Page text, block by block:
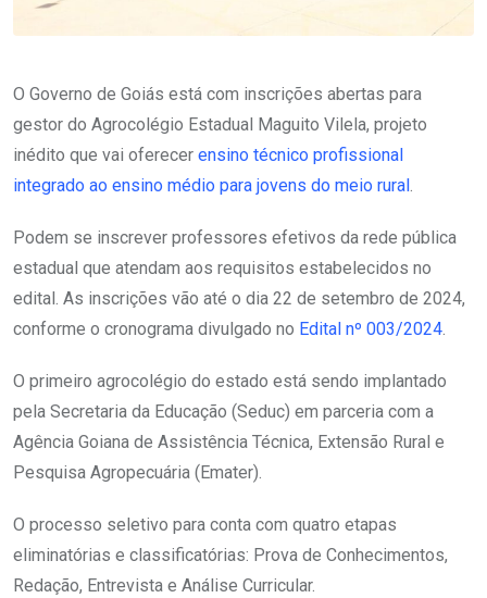
O Governo de Goiás está com inscrições abertas para
gestor do Agrocolégio Estadual Maguito Vilela, projeto
inédito que vai oferecer ensino técnico profissional
integrado ao ensino médio para jovens do meio rural .
Podem se inscrever professores efetivos da rede pública
estadual que atendam aos requisitos estabelecidos no
edital. As inscrições vão até o dia 22 de setembro de 2024,
conforme o cronograma divulgado no Edital nº 003/2024.
O primeiro agrocolégio do estado está sendo implantado
pela Secretaria da Educação (Seduc) em parceria com a
Agência Goiana de Assistência Técnica, Extensão Rural e
Pesquisa Agropecuária (Emater).
O processo seletivo para conta com quatro etapas
eliminatórias e classificatórias: Prova de Conhecimentos,
Redação, Entrevista e Análise Curricular.